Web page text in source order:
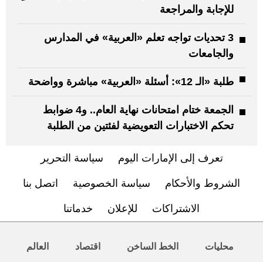
للإجابة والمراجعة
3 تحديات تواجه تعلم «العربية» في المدارس
والجامعات
طلبة «الـ 12»: أسئلة «العربية» مباشرة وواضحة
الجمعة ختام امتحانات نهاية العام.. و4 ضوابط
تحكم الاختبارات التعويضية لفئتين من الطلبة
تعرف إلى الإمارات اليوم سياسة التحرير
الشروط والأحكام سياسة الخصوصية اتصل بنا
الاشتراكات للإعلان خدماتنا
محليات الخط الساخن اقتصاد العالم